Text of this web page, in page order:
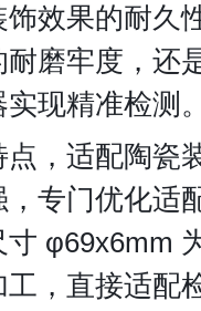
效果的耐久
磨牢度，还
现精准检测
，适配陶瓷
专门优化适
φ69x6mm
，直接适配